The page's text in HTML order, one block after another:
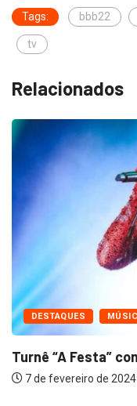
Tags: bbb22
tv
Relacionados
DESTAQUES
Turnê “A Festa”
7 de fevereiro de 2024